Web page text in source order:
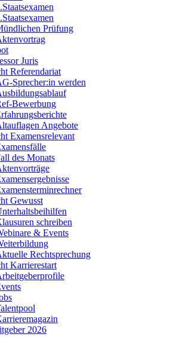
Prüfung
Juris
Referendariat
Sprecher:in werden
Bewerbung
Angebote
Examensrelevant
des Monats
Gewusst
schreiben
& Events
Rechtsprechung
Karrierestart
2026